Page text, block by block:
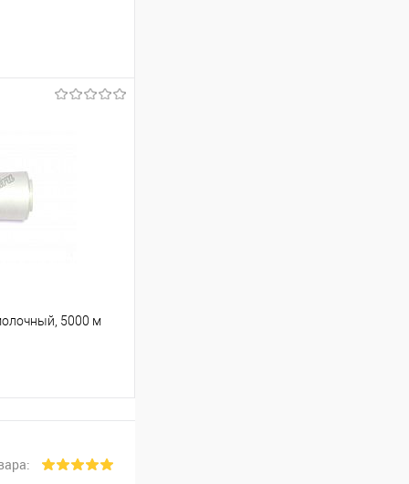
В наличии
5000 м